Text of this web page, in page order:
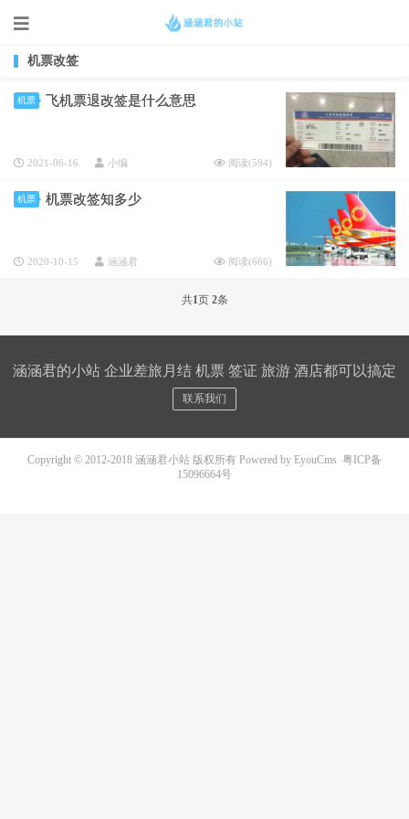
机票改签
机票 飞机票退改签是什么意思
2021-06-16 小编 阅读(594)
机票 机票改签知多少
2020-10-15 涵涵君 阅读(666)
共1页 2条
涵涵君的小站 企业差旅月结 机票 签证 旅游 酒店都可以搞定
联系我们
Copyright © 2012-2018 涵涵君小站 版权所有 Powered by EyouCms 粤ICP备
15096664号